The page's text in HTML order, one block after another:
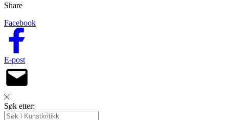
Share
Facebook
E-post
Søk etter: